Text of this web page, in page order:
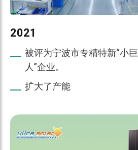
2021
被评为宁波市专精特新“小巨
人”企业。
扩大了产能